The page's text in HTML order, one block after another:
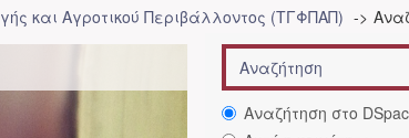
και Αγροτικού Περιβάλλοντος (ΤΓΦΠΑΠ)
Αναζήτηση στο